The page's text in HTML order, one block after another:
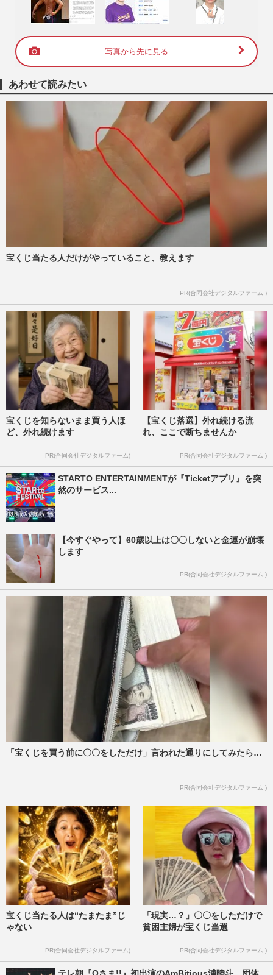
写真から先に見る
あわせて読みたい
宝くじ当たる人だけがやっていること、教えます
PR(合同会社デジタルファーム )
宝くじを知らないまま買う人ほ
ど、外れ続けます
PR(合同会社デジタルファーム)
【宝くじ落選】外れ続ける流
れ、ここで断ちませんか
PR(合同会社デジタルファーム )
STARTO ENTERTAINMENTが『Ticketアプリ』を突
然のサービス...
【今すぐやって】60歳以上は〇〇しないと金運が崩壊
します
PR(合同会社デジタルファーム )
「宝くじを買う前に〇〇をしただけ」言われた通りにしてみたら…
PR(合同会社デジタルファーム )
宝くじ当たる人は“たまたま”じ
ゃない
PR(合同会社デジタルファーム)
「現実…？」〇〇をしただけで
貧困主婦が宝くじ当選
PR(合同会社デジタルファーム )
テレ朝『Qさま!!』初出演のAmBitious浦陸斗、団体